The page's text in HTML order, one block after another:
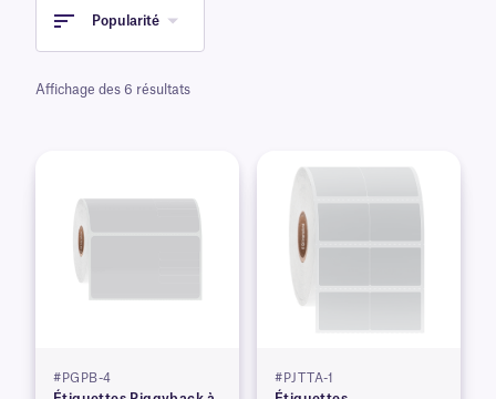
Popularité
Affichage des 6 résultats
#PGPB-4 #PJTTA-1